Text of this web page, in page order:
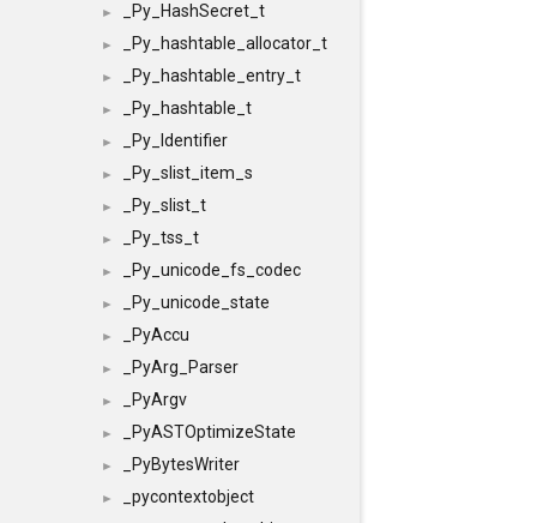
► _Py_HashSecret_t
► _Py_hashtable_allocator_t
► _Py_hashtable_entry_t
► _Py_hashtable_t
► _Py_Identifier
► _Py_slist_item_s
► _Py_slist_t
► _Py_tss_t
► _Py_unicode_fs_codec
► _Py_unicode_state
► _PyAccu
► _PyArg_Parser
► _PyArgv
► _PyASTOptimizeState
► _PyBytesWriter
►
_pycontextobject